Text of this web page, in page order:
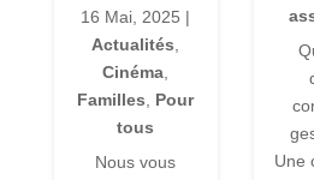
16 Mai, 2025 |
Actualités
Cinéma
Familles
Pour
tous
Nous vous
Une